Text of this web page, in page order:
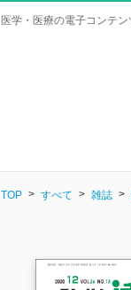
医学・医療の電子コンテ
TOP すべて 雑誌